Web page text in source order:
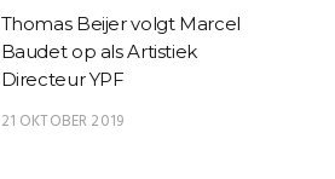
Thomas Beijer volgt Marcel
Baudet op als Artistiek
Directeur YPF
21 OKTOBER 2019